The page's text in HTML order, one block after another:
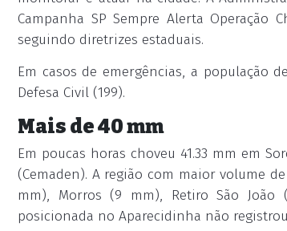
Campanha SP Sempre Alerta ­Operação
seguindo diretrizes estaduais.
Em casos de emergências, a população
Defesa Civil (199).
Mais de 40 mm
Em poucas horas choveu 41.33 mm em
(Cemaden). A região com maior volume
mm), Morros (9 mm), Retiro São João
posicionada no Aparecidinha não